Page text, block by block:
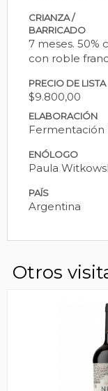
CRIANZA /
BARRICADO
7 meses. 50%
con roble
PRECIO DE LISTA
$9.800,00
ELABORACIÓN
Fermentación
ENÓLOGO
Paula
PAÍS
Argentina
Otros